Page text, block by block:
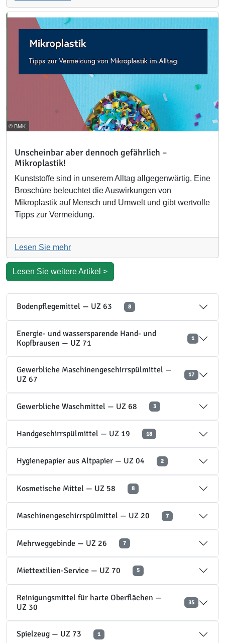
© BMK.
Unscheinbar aber dennoch gefährlich –
Mikroplastik!
Kunststoffe sind in unserem Alltag allgegenwärtig. Eine
Broschüre beleuchtet die Auswirkungen von
Mikroplastik auf Mensch und Umwelt und gibt wertvolle
Tipps zur Vermeidung.
Lesen Sie mehr
Lesen Sie weitere Artikel >
Bodenpflegemittel — UZ 63 8
Energie- und wassersparende Hand- und
Kopfbrausen — UZ 71
1
Gewerbliche Maschinengeschirrspülmittel —
UZ 67
17
Gewerbliche Waschmittel — UZ 68 3
Handgeschirrspülmittel — UZ 19 18
Hygienepapier aus Altpapier — UZ 04 2
Kosmetische Mittel — UZ 58 8
Maschinengeschirrspülmittel — UZ 20 7
Mehrweggebinde — UZ 26 7
Miettextilien-Service — UZ 70 5
Reinigungsmittel für harte Oberflächen —
UZ 30
35
Spielzeug — UZ 73 1